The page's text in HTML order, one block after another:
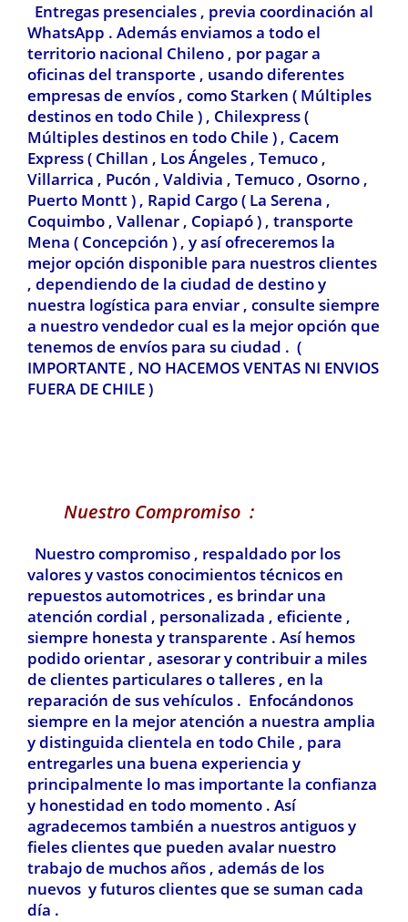
Entregas presenciales , previa coordinación al
WhatsApp . Además enviamos a todo el
territorio nacional Chileno , por pagar a
oficinas del transporte , usando diferentes
empresas de envíos , como Starken ( Múltiples
destinos en todo Chile ) , Chilexpress(
Múltiples destinos en todo Chile ) , Cacem
Express ( Chillan , Los Ángeles , Temuco ,
Villarrica , Pucón , Valdivia , Temuco , Osorno ,
Puerto Montt ) , Rapid Cargo ( La Serena ,
Coquimbo , Vallenar , Copiapó ) , transporte
Mena ( Concepción ) , y así ofreceremos la
mejor opción disponible para nuestros clientes
, dependiendo de la ciudad de destino y
nuestra logística para enviar , consulte siempre
a nuestro vendedor cual es la mejor opción que
tenemos de envíos para su ciudad . (
IMPORTANTE , NO HACEMOS VENTAS NI ENVIOS
FUERA DE CHILE )
Nuestro Compromiso :
Nuestro compromiso , respaldado por los
valores y vastos conocimientos técnicos en
repuestos automotrices , es brindar una
atención cordial , personalizada , eficiente ,
siempre honesta y transparente . Así hemos
podido orientar , asesorar y contribuir a miles
de clientes particulares o talleres , en la
reparación de sus vehículos . Enfocándonos
siempre en la mejor atención a nuestra amplia
y distinguida clientela en todo Chile , para
entregarles una buena experiencia y
principalmente lo mas importante la confianza
y honestidad en todo momento . Así
agradecemos también a nuestros antiguos y
fieles clientes que pueden avalar nuestro
trabajo de muchos años , además de los
nuevos y futuros clientes que se suman cada
día .